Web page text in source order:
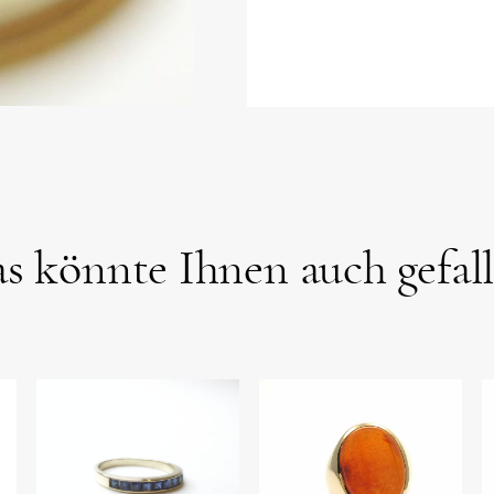
könnte Ihnen auch